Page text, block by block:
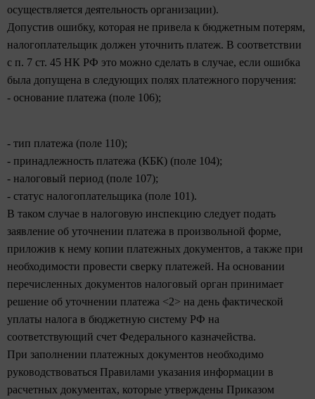
осуществляется деятельность организации).
Допустив ошибку, которая не привела к бюджетным потерям,
налогоплательщик должен уточнить платеж. В соответствии
с п. 7 ст. 45 НК РФ это можно сделать в случае, если ошибка
была допущена в следующих полях платежного поручения:
- основание платежа (поле 106);
- тип платежа (поле 110);
- принадлежность платежа (КБК) (поле 104);
- налоговый период (поле 107);
- статус налогоплательщика (поле 101).
В таком случае в налоговую инспекцию следует подать
заявление об уточнении платежа в произвольной форме,
приложив к нему копии платежных документов, а также при
необходимости провести сверку платежей. На основании
перечисленных документов налоговый орган принимает
решение об уточнении платежа <2> на день фактической
уплаты налога в бюджетную систему РФ на
соответствующий счет Федерального казначейства.
При заполнении платежных документов необходимо
руководствоваться Правилами указания информации в
расчетных документах, которые утверждены Приказом